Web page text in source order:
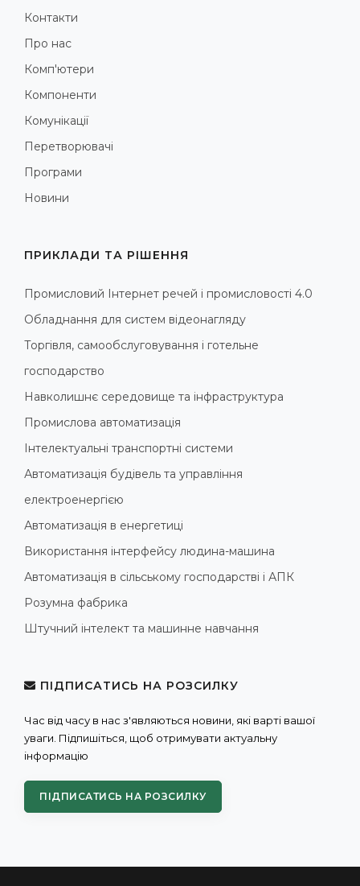
Контакти
Про нас
Комп'ютери
Компоненти
Комунікації
Перетворювачі
Програми
Новини
ПРИКЛАДИ ТА РІШЕННЯ
Промисловий Інтернет речей і промисловості 4.0
Обладнання для систем відеонагляду
Торгівля, самообслуговування і готельне
господарство
Навколишнє середовище та інфраструктура
Промислова автоматизація
Інтелектуальні транспортні системи
Автоматизація будівель та управління
електроенергією
Автоматизація в енергетиці
Використання інтерфейсу людина-машина
Автоматизація в сільському господарстві і АПК
Розумна фабрика
Штучний інтелект та машинне навчання
ПІДПИСАТИСЬ НА РОЗСИЛКУ
Час від часу в нас з'являються новини, які варті вашої
уваги. Підпишіться, щоб отримувати актуальну
інформацію
ПІДПИСАТИСЬ НА РОЗСИЛКУ